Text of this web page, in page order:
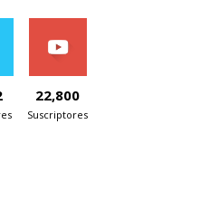
22,800
Suscriptores